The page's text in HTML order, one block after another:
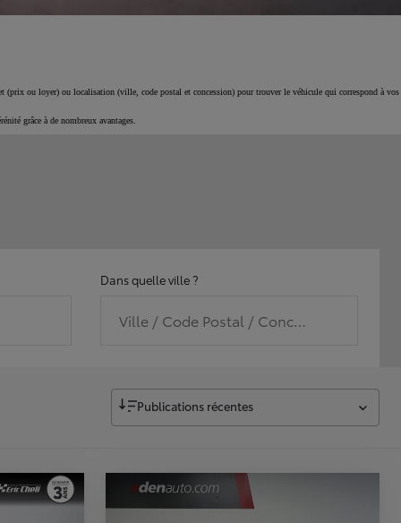
(prix ou loyer) ou localisation (ville, code postal et concession) pour trouver le véhicule qui correspond à vos
grâce à de nombreux avantages.
Dans quelle ville ?
Ville / Code Postal / Concession
Publications récentes